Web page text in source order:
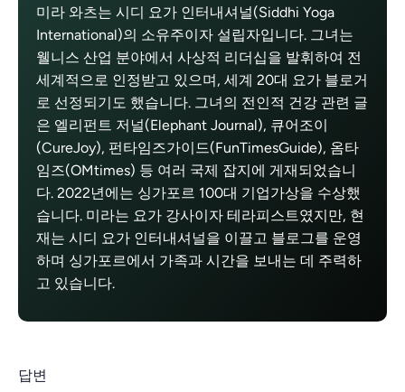
미라 와츠는 시디 요가 인터내셔널(Siddhi Yoga
International)의 소유주이자 설립자입니다. 그녀는
웰니스 산업 분야에서 사상적 리더십을 발휘하여 전
세계적으로 인정받고 있으며, 세계 20대 요가 블로거
로 선정되기도 했습니다. 그녀의 전인적 건강 관련 글
은 엘리펀트 저널(Elephant Journal), 큐어조이
(CureJoy), 펀타임즈가이드(FunTimesGuide), 옴타
임즈(OMtimes) 등 여러 국제 잡지에 게재되었습니
다. 2022년에는 싱가포르 100대 기업가상을 수상했
습니다. 미라는 요가 강사이자 테라피스트였지만, 현
재는 시디 요가 인터내셔널을 이끌고 블로그를 운영
하며 싱가포르에서 가족과 시간을 보내는 데 주력하
고 있습니다.
답변